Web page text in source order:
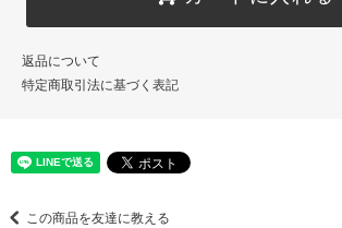
返品について
特定商取引法に基づく表記
この商品を友達に教える